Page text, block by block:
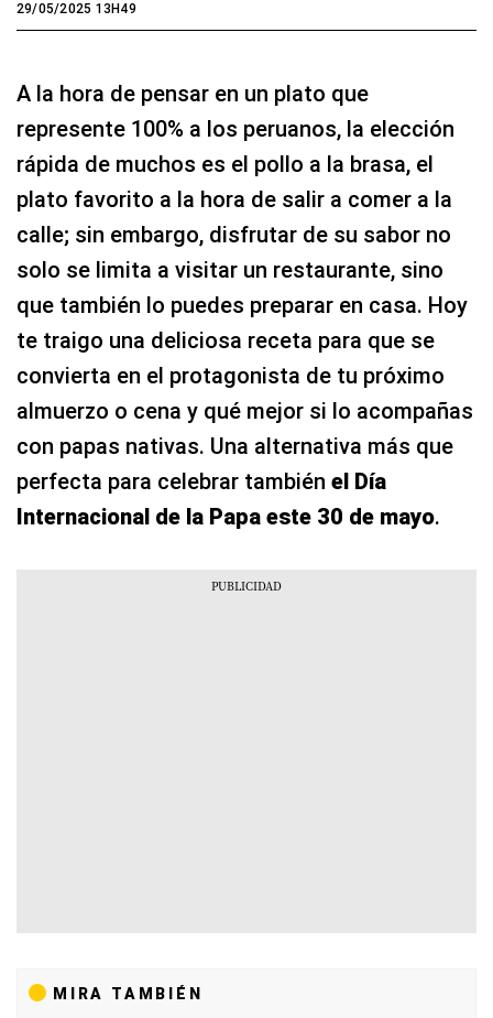
29/05/2025 13H49
A la hora de pensar en un plato que
represente 100% a los peruanos, la elección
rápida de muchos es el pollo a la brasa, el
plato favorito a la hora de salir a comer a la
calle; sin embargo, disfrutar de su sabor no
solo se limita a visitar un restaurante, sino
que también lo puedes preparar en casa. Hoy
te traigo una deliciosa receta para que se
convierta en el protagonista de tu próximo
almuerzo o cena y qué mejor si lo acompañas
con papas nativas. Una alternativa más que
perfecta para celebrar también el Día
Internacional de la Papa este 30 de mayo.
MIRA TAMBIÉN